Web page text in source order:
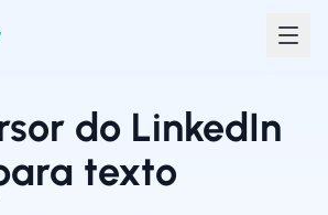
do LinkedIn
texto